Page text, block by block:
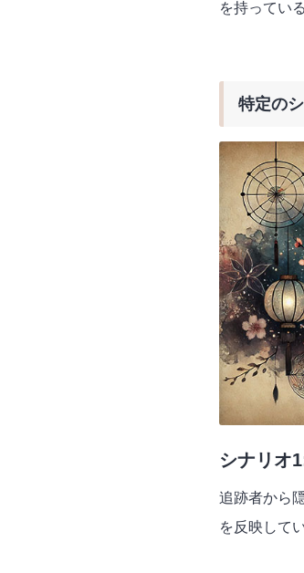
を持ってい
特定の
シナリオ
追跡者から
を反映して